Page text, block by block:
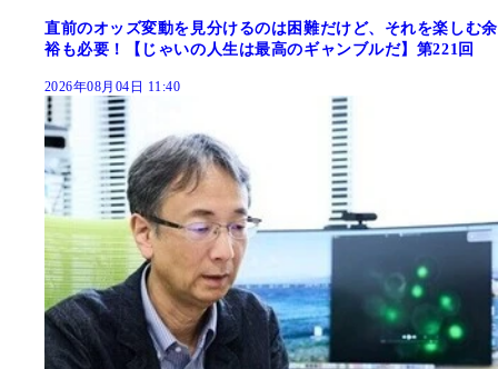
直前のオッズ変動を見分けるのは困難だけど、それを楽しむ余
裕も必要！【じゃいの人生は最高のギャンブルだ】第221回
2026年08月04日 11:40